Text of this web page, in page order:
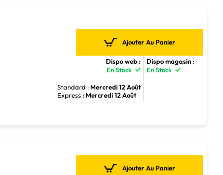
Ajouter Au Panier
Dispo web :
En Stock
Standard : Mercredi 12 Août
Express : Mercredi 12 Août
Dispo magasin :
En Stock
Ajouter Au Panier